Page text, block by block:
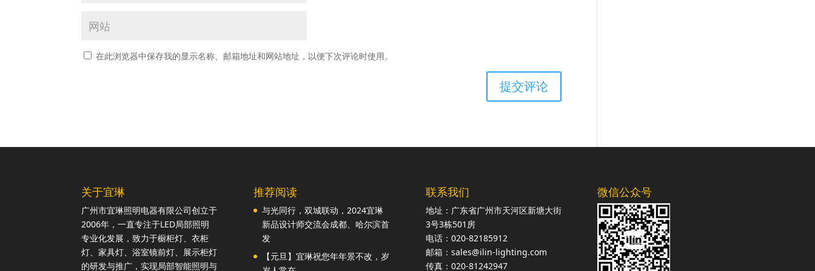
在此浏览器中保存我的显示名称、邮箱地址和网站地址，以便下次评论时使用。
关于宜琳
广州市宜琳照明电器有限公司创立于
2006年，一直专注于LED局部照明
专业化发展，致力于橱柜灯、衣柜
灯、家具灯、浴室镜前灯、展示柜灯
的研发与推广，实现局部智能照明与
推荐阅读
与光同行，双城联动，2024宜琳
新品设计师交流会成都、哈尔滨首
发
【元旦】宜琳祝您年年景不改，岁
联系我们
地址：广东省广州市天河区新塘大街
3号3栋501房
电话：020-82185912
邮箱：sales@ilin-lighting.com
传真：020-81242947
微信公众号